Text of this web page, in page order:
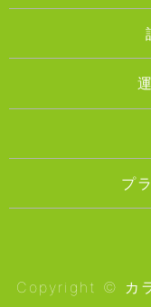
プ
Copyright © カ